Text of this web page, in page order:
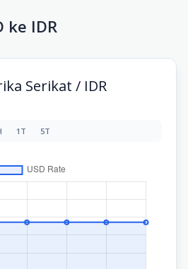
ke IDR
Serikat / IDR
1T 5T